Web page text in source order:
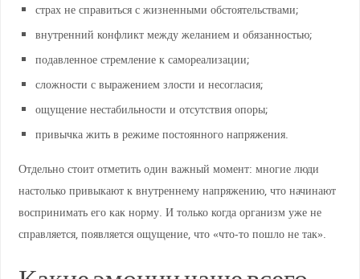
страх не справиться с жизненными обстоятельствами;
внутренний конфликт между желанием и обязанностью;
подавленное стремление к самореализации;
сложности с выражением злости и несогласия;
ощущение нестабильности и отсутствия опоры;
привычка жить в режиме постоянного напряжения.
Отдельно стоит отметить один важный момент: многие люди
настолько привыкают к внутреннему напряжению, что начинают
воспринимать его как норму. И только когда организм уже не
справляется, появляется ощущение, что «что-то пошло не так».